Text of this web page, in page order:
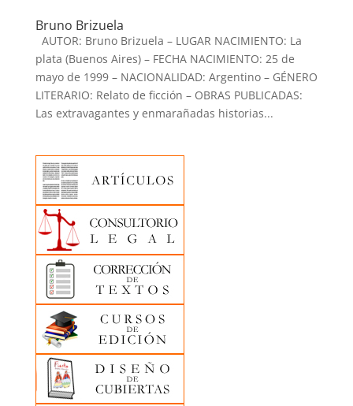
Bruno Brizuela
AUTOR: Bruno Brizuela – LUGAR NACIMIENTO: La
plata (Buenos Aires) – FECHA NACIMIENTO: 25 de
mayo de 1999 – NACIONALIDAD: Argentino – GÉNERO
LITERARIO: Relato de ficción – OBRAS PUBLICADAS:
Las extravagantes y enmarañadas historias...